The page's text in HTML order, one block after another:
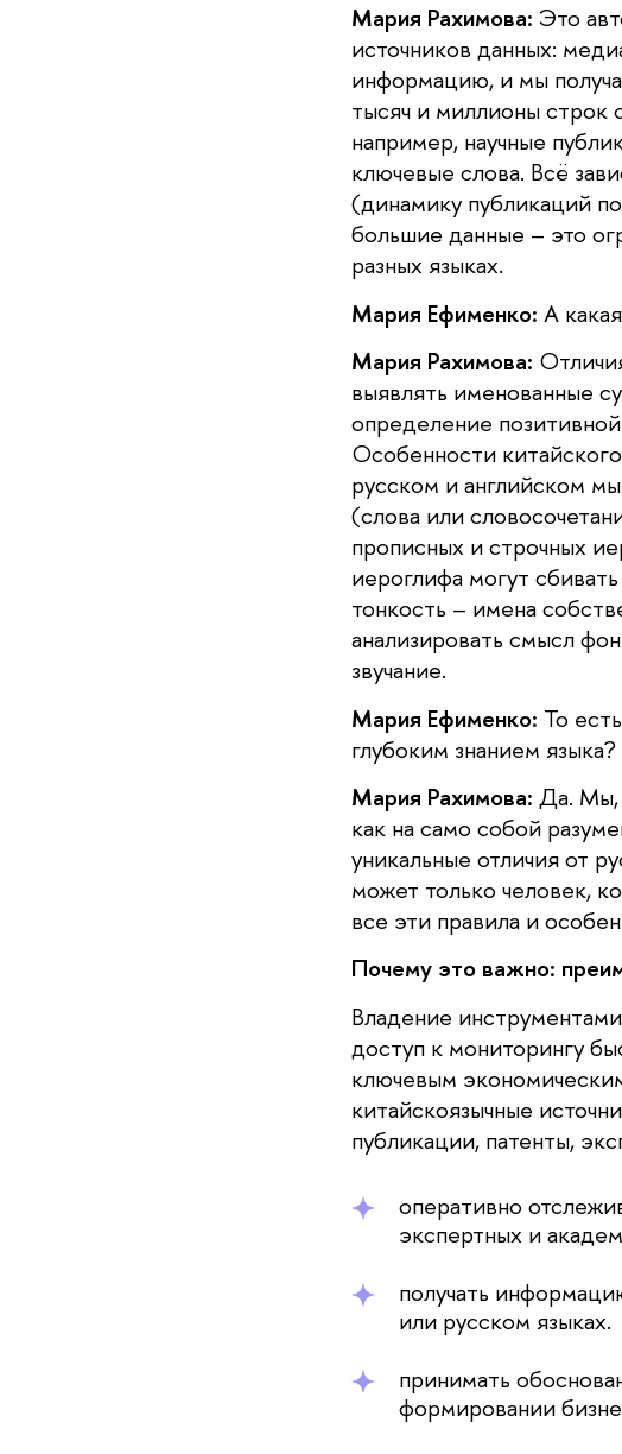
Мария Рахимова: Это
источников данных:
информацию, и мы
тысяч и миллионы строк
например, научные
ключевые слова. Всё
(динамику публикаций
большие данные – это
разных языках.
Мария Ефименко: А
Мария Рахимова:
выявлять именованные
определение
Особенности
русском и английском
(слова или
прописных и строчных
иероглифа могут
тонкость – имена
анализировать смысл
звучание.
Мария Ефименко: То
глубоким знанием языка?
Мария Рахимова: Да. Мы,
как на само собой
уникальные отличия от
может только человек,
все эти правила и
Почему это важно:
Владение
доступ к мониторингу
ключевым
китайскоязычные
публикации, патенты,
оперативно
экспертных и
получать
или русском языках.
принимать
формировании